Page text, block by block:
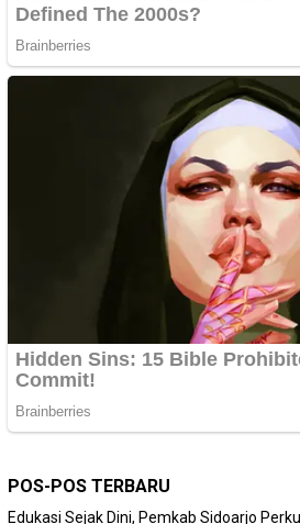
POS-POS TERBARU
Edukasi Sejak Dini, Pemkab Sidoarjo